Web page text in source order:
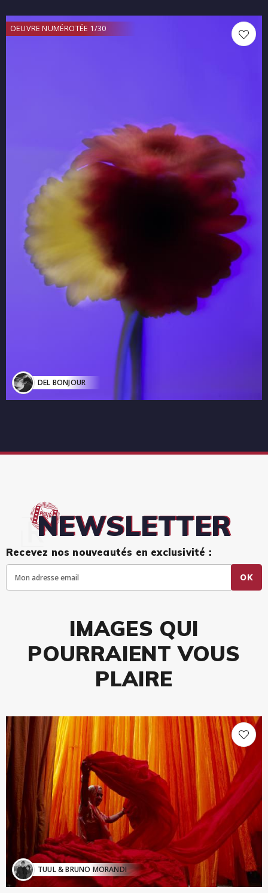
OEUVRE NUMÉROTÉE 1/30
DEL BONJOUR
NEWSLETTER
Recevez nos nouveautés en exclusivité :
OK
IMAGES QUI
POURRAIENT VOUS
PLAIRE
TUUL & BRUNO MORANDI